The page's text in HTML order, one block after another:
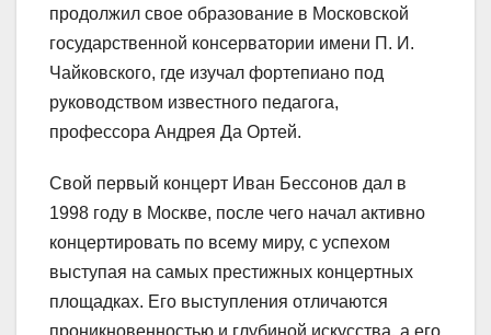
продолжил свое образование в Московской
государственной консерватории имени П. И.
Чайковского, где изучал фортепиано под
руководством известного педагога,
профессора Андрея Да Ортей.
Свой первый концерт Иван Бессонов дал в
1998 году в Москве, после чего начал активно
концертировать по всему миру, с успехом
выступая на самых престижных концертных
площадках. Его выступления отличаются
проникновенностью и глубиной искусства, а его